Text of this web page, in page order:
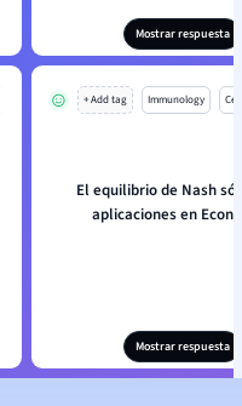
Mostrar respuesta
+ Add tag Immunology
El equilibrio de Nash
aplicaciones en
Mostrar respuesta